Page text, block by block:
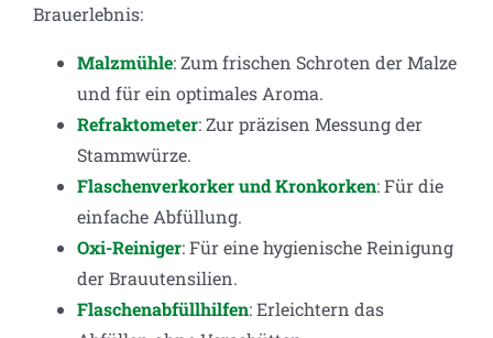
Brauerlebnis:
Malzmühle: Zum frischen Schroten der Malze
und für ein optimales Aroma.
Refraktometer: Zur präzisen Messung der
Stammwürze.
Flaschenverkorker und Kronkorken: Für die
einfache Abfüllung.
Oxi-Reiniger: Für eine hygienische Reinigung
der Brauutensilien.
Flaschenabfüllhilfen: Erleichtern das